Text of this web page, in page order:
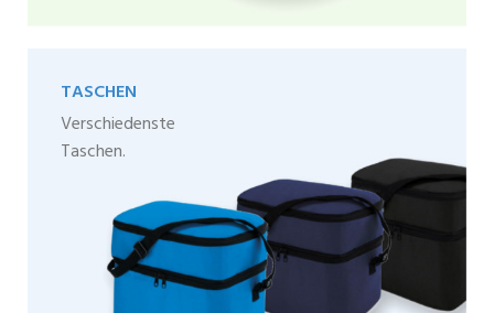
TASCHEN
Verschiedenste
Taschen.